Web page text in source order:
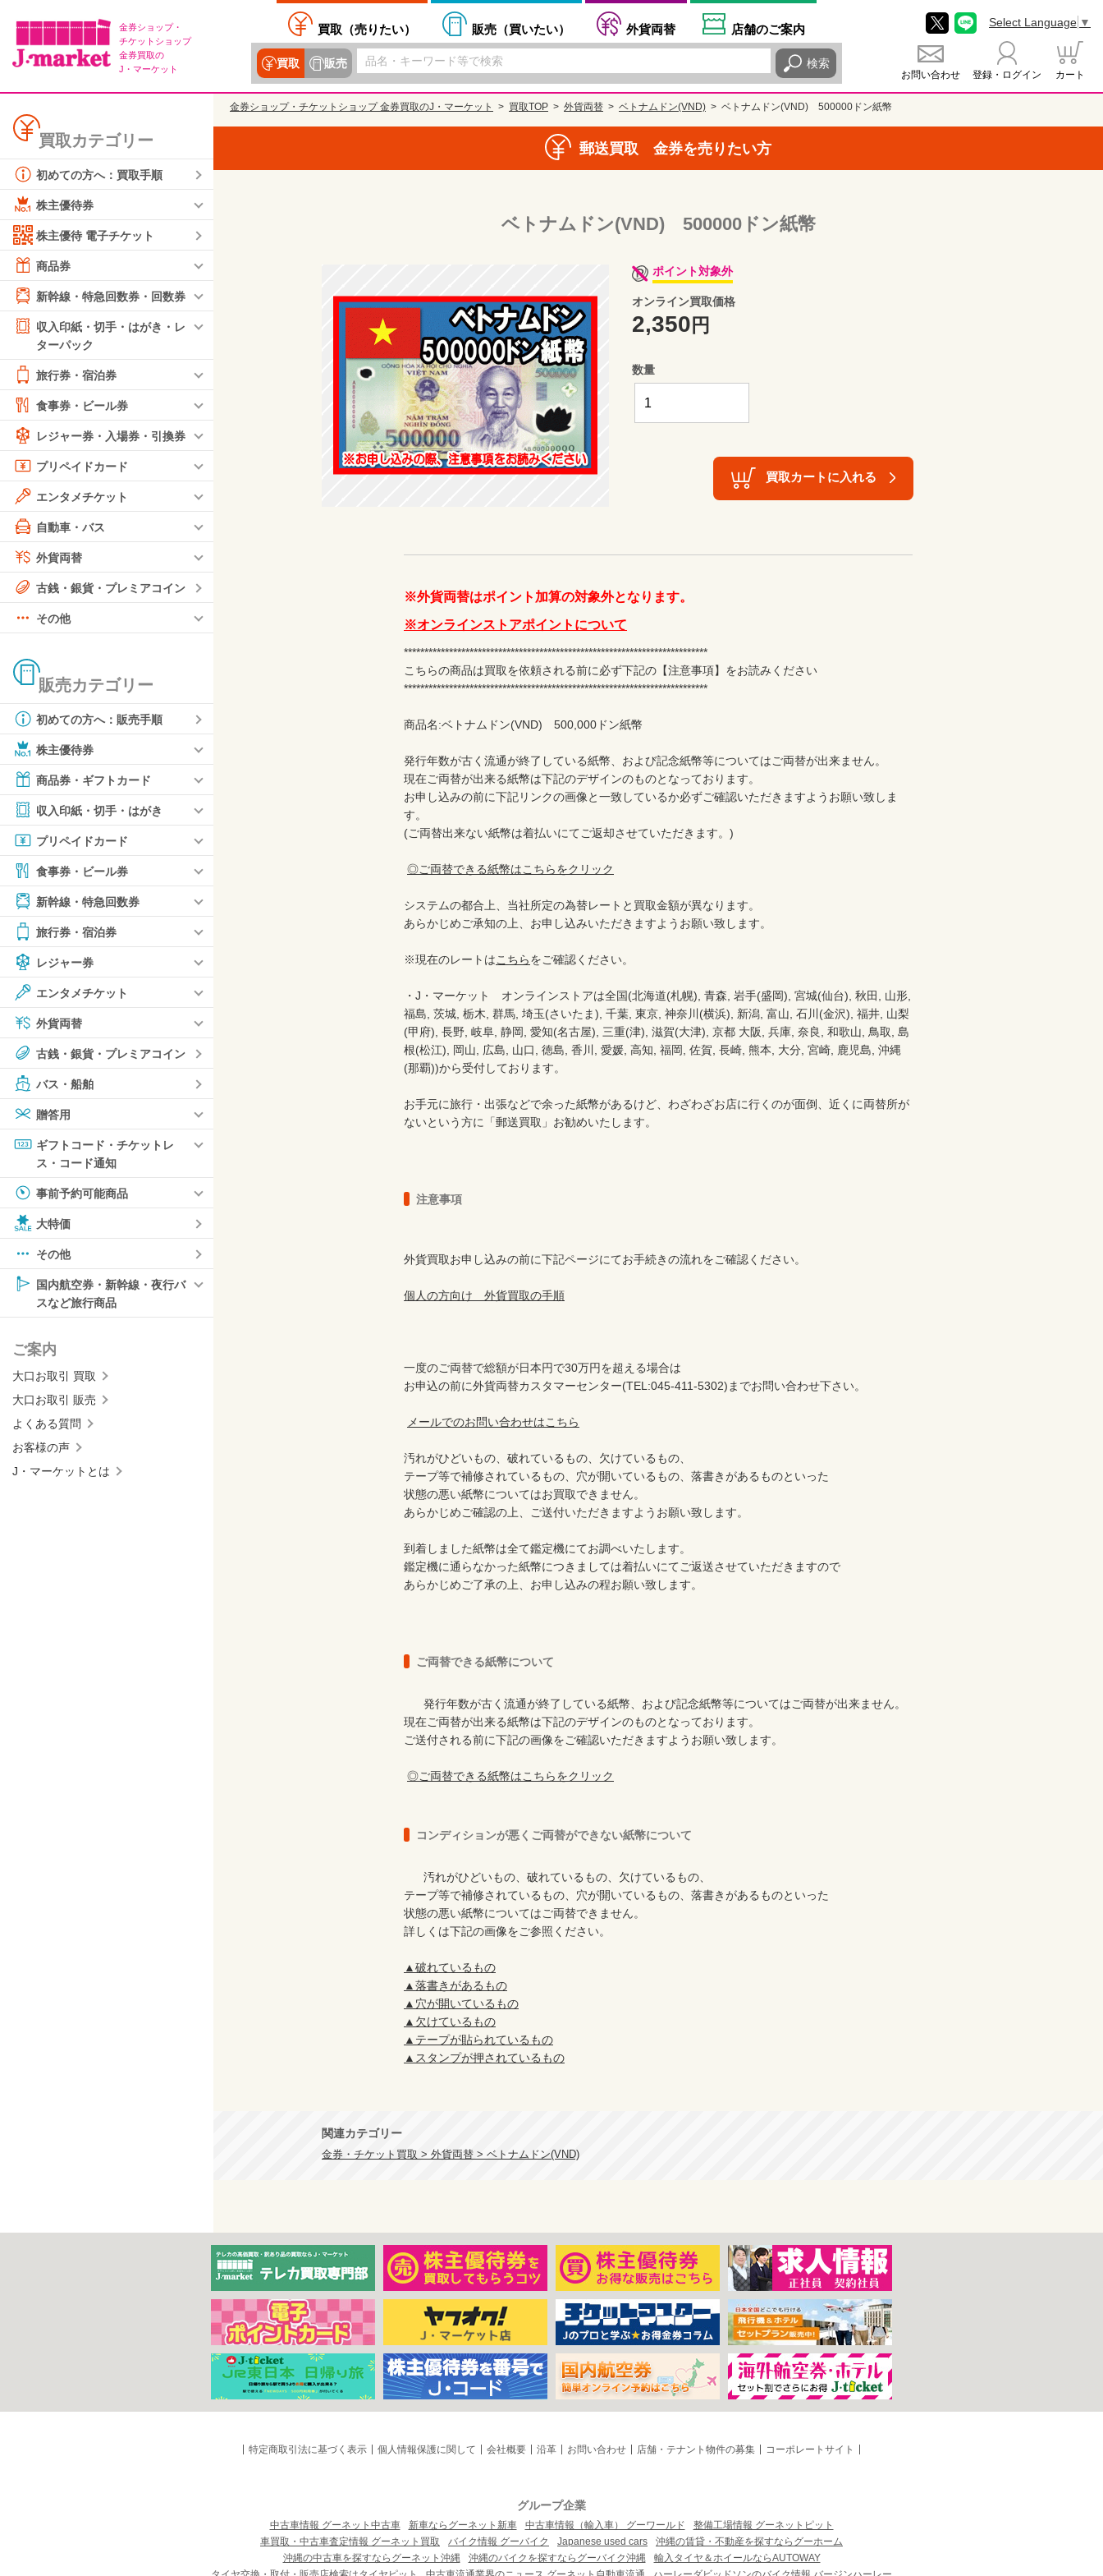
金券ショップ・
チケットショップ
金券買取の
J・マーケット
買取（売りたい） 販売（買いたい） 外貨両替 店舗のご案内
買取 販売 検索
お問い合わせ 登録・ログイン カート
Select Language ▼
買取カテゴリー
初めての方へ：買取手順
株主優待券
株主優待 電子チケット
商品券
新幹線・特急回数券・回数券
収入印紙・切手・はがき・レ
ターパック
旅行券・宿泊券
食事券・ビール券
レジャー券・入場券・引換券
プリペイドカード
エンタメチケット
自動車・バス
外貨両替
古銭・銀貨・プレミアコイン
その他
販売カテゴリー
初めての方へ：販売手順
株主優待券
商品券・ギフトカード
収入印紙・切手・はがき
プリペイドカード
食事券・ビール券
新幹線・特急回数券
旅行券・宿泊券
レジャー券
エンタメチケット
外貨両替
古銭・銀貨・プレミアコイン
バス・船舶
贈答用
ギフトコード・チケットレ
ス・コード通知
事前予約可能商品
大特価
その他
国内航空券・新幹線・夜行バ
スなど旅行商品
ご案内
大口お取引 買取
大口お取引 販売
よくある質問
お客様の声
J・マーケットとは
金券ショップ・チケットショップ 金券買取のJ・マーケット 買取TOP 外貨両替 ベトナムドン(VND) ベトナムドン(VND) 500000ドン紙幣
郵送買取 金券を売りたい方
ベトナムドン(VND) 500000ドン紙幣
ポイント対象外
オンライン買取価格
2,350 円
数量
買取カートに入れる
※外貨両替はポイント加算の対象外となります。
※オンラインストアポイントについて
**************************************************************************
こちらの商品は買取を依頼される前に必ず下記の【注意事項】をお読みください
**************************************************************************
商品名:ベトナムドン(VND)　500,000ドン紙幣
発行年数が古く流通が終了している紙幣、および記念紙幣等についてはご両替が出来ません。
現在ご両替が出来る紙幣は下記のデザインのものとなっております。
お申し込みの前に下記リンクの画像と一致しているか必ずご確認いただきますようお願い致しま
す。
(ご両替出来ない紙幣は着払いにてご返却させていただきます。)
◎ご両替できる紙幣はこちらをクリック
システムの都合上、当社所定の為替レートと買取金額が異なります。
あらかじめご承知の上、お申し込みいただきますようお願い致します。
※現在のレートはこちらをご確認ください。
・J・マーケット　オンラインストアは全国(北海道(札幌), 青森, 岩手(盛岡), 宮城(仙台), 秋田, 山形,
福島, 茨城, 栃木, 群馬, 埼玉(さいたま), 千葉, 東京, 神奈川(横浜), 新潟, 富山, 石川(金沢), 福井, 山梨
(甲府), 長野, 岐阜, 静岡, 愛知(名古屋), 三重(津), 滋賀(大津), 京都 大阪, 兵庫, 奈良, 和歌山, 鳥取, 島
根(松江), 岡山, 広島, 山口, 徳島, 香川, 愛媛, 高知, 福岡, 佐賀, 長崎, 熊本, 大分, 宮崎, 鹿児島, 沖縄
(那覇))から受付しております。
お手元に旅行・出張などで余った紙幣があるけど、わざわざお店に行くのが面倒、近くに両替所が
ないという方に「郵送買取」お勧めいたします。
注意事項
外貨買取お申し込みの前に下記ページにてお手続きの流れをご確認ください。
個人の方向け　外貨買取の手順
一度のご両替で総額が日本円で30万円を超える場合は
お申込の前に外貨両替カスタマーセンター(TEL:045-411-5302)までお問い合わせ下さい。
メールでのお問い合わせはこちら
汚れがひどいもの、破れているもの、欠けているもの、
テープ等で補修されているもの、穴が開いているもの、落書きがあるものといった
状態の悪い紙幣についてはお買取できません。
あらかじめご確認の上、ご送付いただきますようお願い致します。
到着しました紙幣は全て鑑定機にてお調べいたします。
鑑定機に通らなかった紙幣につきましては着払いにてご返送させていただきますので
あらかじめご了承の上、お申し込みの程お願い致します。
ご両替できる紙幣について
現在ご両替が出来る紙幣は下記のデザインのものとなっております。
ご送付される前に下記の画像をご確認いただきますようお願い致します。
◎ご両替できる紙幣はこちらをクリック
コンディションが悪くご両替ができない紙幣について
テープ等で補修されているもの、穴が開いているもの、落書きがあるものといった
状態の悪い紙幣についてはご両替できません。
詳しくは下記の画像をご参照ください。
▲破れているもの
▲落書きがあるもの
▲穴が開いているもの
▲欠けているもの
▲テープが貼られているもの
▲スタンプが押されているもの
関連カテゴリー
金券・チケット買取 > 外貨両替 > ベトナムドン(VND)
特定商取引法に基づく表示 個人情報保護に関して 会社概要 沿革 お問い合わせ 店舗・テナント物件の募集 コーポレートサイト
グループ企業
中古車情報 グーネット中古車 新車ならグーネット新車 中古車情報（輸入車） グーワールド
整備工場情報 グーネットピット
車買取・中古車査定情報 グーネット買取
バイク情報 グーバイク Japanese used cars
沖縄の賃貸・不動産を探すならグーホーム
沖縄の中古車を探すならグーネット沖縄
沖縄のバイクを探すならグーバイク沖縄
輸入タイヤ＆ホイールならAUTOWAY